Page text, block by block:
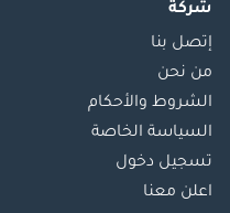
شركة
إتصل بنا
من نحن
الشروط والأحكام
السياسة الخاصة
تسجيل دخول
اعلن معنا